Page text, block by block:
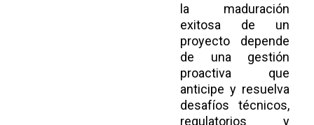
la maduración
exitosa de un
proyecto depende
de una gestión
proactiva que
anticipe y resuelva
desafíos técnicos,
regulatorios y